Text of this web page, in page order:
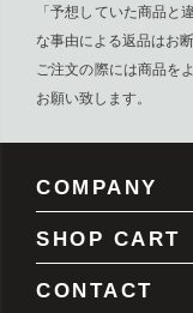
「予想していた商品と
な事由による返品はお
ご注文の際には商品を
お願い致します。
COMPANY
SHOP CART
CONTACT